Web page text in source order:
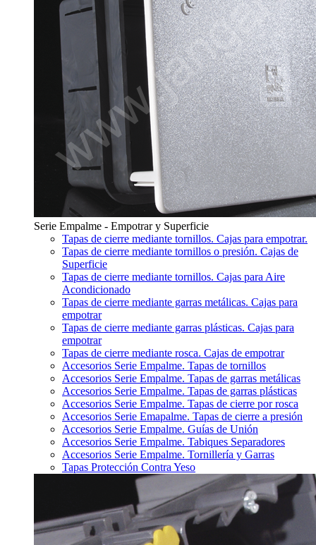
Serie Empalme - Empotrar y Superficie
Tapas de cierre mediante tornillos. Cajas para empotrar.
Tapas de cierre mediante tornillos o presión. Cajas de
Superficie
Tapas de cierre mediante tornillos. Cajas para Aire
Acondicionado
Tapas de cierre mediante garras metálicas. Cajas para
empotrar
Tapas de cierre mediante garras plásticas. Cajas para
empotrar
Tapas de cierre mediante rosca. Cajas de empotrar
Accesorios Serie Empalme. Tapas de tornillos
Accesorios Serie Empalme. Tapas de garras metálicas
Accesorios Serie Empalme. Tapas de garras plásticas
Accesorios Serie Empalme. Tapas de cierre por rosca
Accesorios Serie Emapalme. Tapas de cierre a presión
Accesorios Serie Empalme. Guías de Unión
Accesorios Serie Empalme. Tabiques Separadores
Accesorios Serie Empalme. Tornillería y Garras
Tapas Protección Contra Yeso